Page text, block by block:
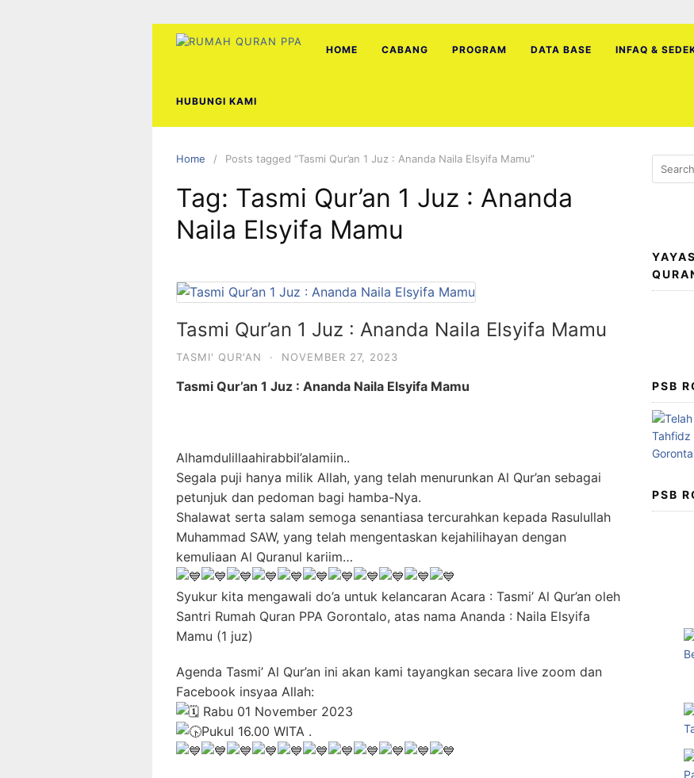
HOME CABANG PROGRAM DATA BASE INFAQ &
HUBUNGI KAMI
Home Posts tagged “Tasmi Qur’an 1 Juz : Ananda Naila Elsyifa Mamu”
Tag: Tasmi Qur’an 1 Juz : Ananda
Naila Elsyifa Mamu
Tasmi Qur’an 1 Juz : Ananda Naila Elsyifa Mamu
TASMI' QUR'AN · NOVEMBER 27, 2023
Tasmi Qur’an 1 Juz : Ananda Naila Elsyifa Mamu
Alhamdulillaahirabbil’alamiin..
Segala puji hanya milik Allah, yang telah menurunkan Al Qur’an sebagai
petunjuk dan pedoman bagi hamba-Nya.
Shalawat serta salam semoga senantiasa tercurahkan kepada Rasulullah
Muhammad SAW, yang telah mengentaskan kejahilihayan dengan
kemuliaan Al Quranul kariim…
Syukur kita mengawali do’a untuk kelancaran Acara : Tasmi’ Al Qur’an oleh
Santri Rumah Quran PPA Gorontalo, atas nama Ananda : Naila Elsyifa
Mamu (1 juz)
Agenda Tasmi’ Al Qur’an ini akan kami tayangkan secara live zoom dan
Facebook insyaa Allah:
Rabu 01 November 2023
Pukul 16.00 WITA .
Search
for:
PSB
PSB